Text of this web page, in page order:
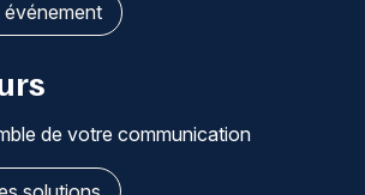
événement
de votre communication